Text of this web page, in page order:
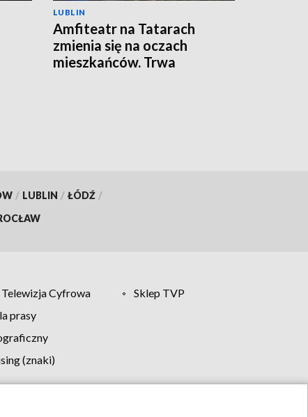
LUBLIN
Amfiteatr na Tatarach
zmienia się na oczach
mieszkańców. Trwa
/ LUBLIN / ŁÓDŹ /
Cyfrowa
Sklep TVP
prasy
(znaki)